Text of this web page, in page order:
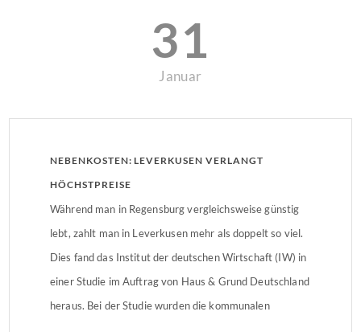
31
Januar
NEBENKOSTEN: LEVERKUSEN VERLANGT
HÖCHSTPREISE
Während man in Regensburg vergleichsweise günstig
lebt, zahlt man in Leverkusen mehr als doppelt so viel.
Dies fand das Institut der deutschen Wirtschaft (IW) in
einer Studie im Auftrag von Haus & Grund Deutschland
heraus. Bei der Studie wurden die kommunalen